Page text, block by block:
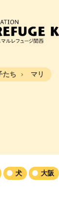
たち マリ
犬 大阪